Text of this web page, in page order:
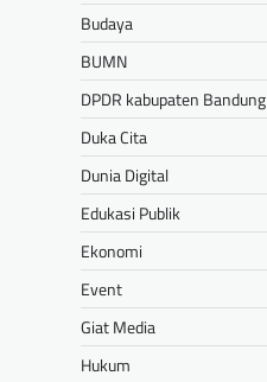
Budaya
BUMN
DPDR kabupaten Bandung
Duka Cita
Dunia Digital
Edukasi Publik
Ekonomi
Event
Giat Media
Hukum